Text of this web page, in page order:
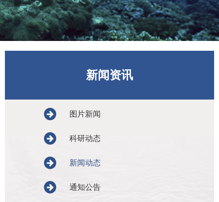
新闻资讯
图片新闻
科研动态
新闻动态
通知公告